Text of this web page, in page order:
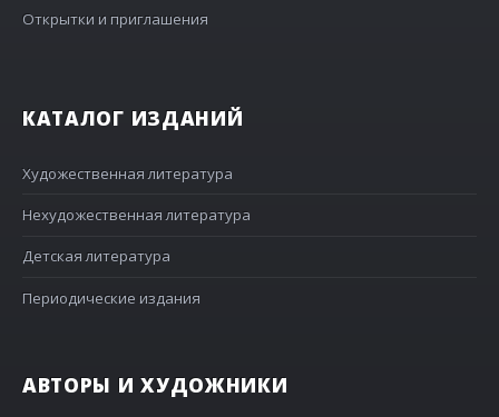
Открытки и приглашения
КАТАЛОГ ИЗДАНИЙ
Художественная литература
Нехудожественная литература
Детская литература
Периодические издания
АВТОРЫ И ХУДОЖНИКИ